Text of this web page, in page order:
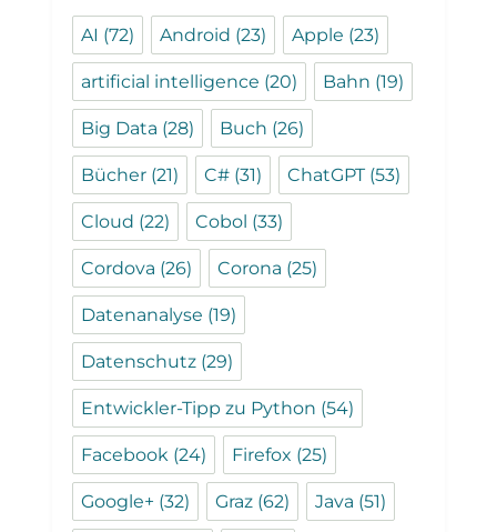
AI (72) Android (23) Apple (23)
artificial intelligence (20) Bahn (19)
Big Data (28) Buch (26)
Bücher (21) C# (31) ChatGPT(53)
Cloud (22) Cobol (33)
Cordova (26) Corona (25)
Datenanalyse (19)
Datenschutz (29)
Entwickler-Tipp zu Python (54)
Facebook (24) Firefox (25)
Google+ (32) Graz (62) Java (51)